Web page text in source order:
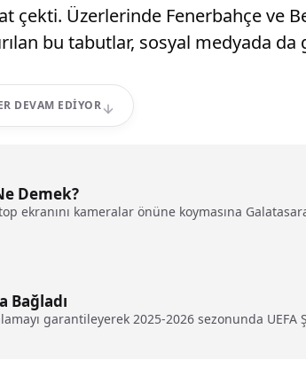
çekti. Üzerlerinde Fenerbahçe ve
bu tabutlar, sosyal medyada da
DEVAM EDIYOR
Demek?
ekranını kameralar önüne koymasına
Bağladı
garantileyerek 2025-2026 sezonunda UEFA